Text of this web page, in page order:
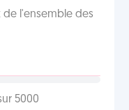
de l'ensemble des
5000